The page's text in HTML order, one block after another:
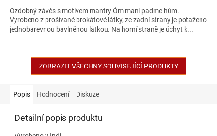
z
5
hvězdiček.
Ozdobný závěs s motivem mantry Óm mani padme húm.
Vyrobeno z prošívané brokátové látky, ze zadní strany je potaženo
jednobarevnou bavlněnou látkou. Na horní straně je úchyt k...
ZOBRAZIT VŠECHNY SOUVISEJÍCÍ PRODUKTY
Popis Hodnocení Diskuze
Detailní popis produktu